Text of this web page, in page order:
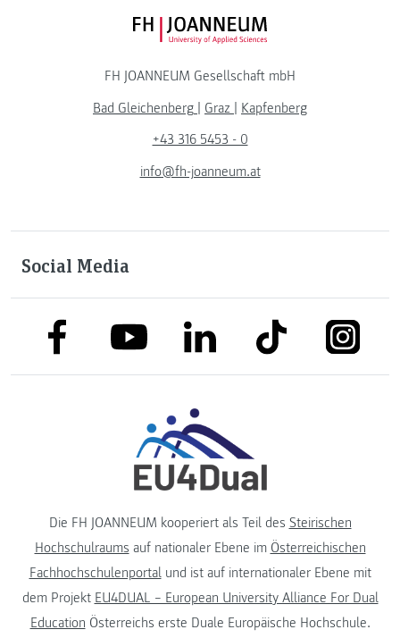
FH JOANNEUM Logo
FH JOANNEUM Gesellschaft mbH
Bad Gleichenberg | Graz | Kapfenberg
+43 316 5453 - 0
info@fh-joanneum.at
Social Media
link to facebooklink to youtubelink to linkedinlink to tiktok link to
Die FH JOANNEUM kooperiert als Teil des Steirischen
Hochschulraums auf nationaler Ebene im Österreichischen
Fachhochschulenportalund ist auf internationaler Ebene mit
dem Projekt EU4DUAL – European University Alliance For Dual
Education Österreichs erste Duale Europäische Hochschule.